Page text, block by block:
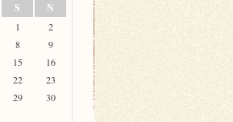
S N
1
2
8
9
15
16
22
23
29
30